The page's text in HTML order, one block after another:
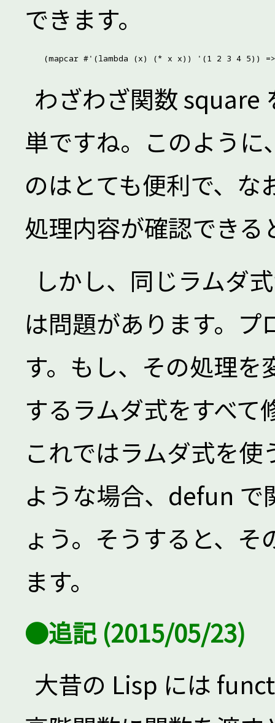
できます。
わざわざ関数 square
単ですね。このよう
のはとても便利で、
処理内容が確認でき
しかし、同じラムダ
は問題があります。
す。もし、その処理
するラムダ式をすべ
これではラムダ式を
ような場合、defun で
ょう。そうすると、
ます。
●追記 (2015/05/23)
大昔の Lisp には